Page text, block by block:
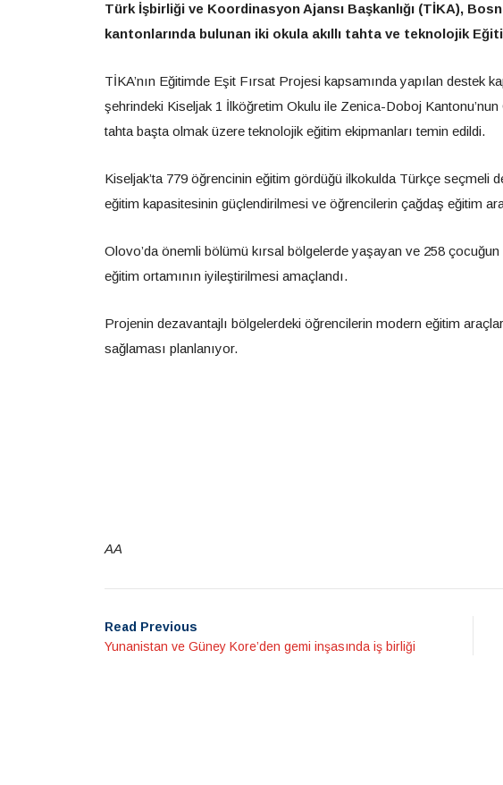
Türk İşbirliği ve Koordinasyon Ajansı Başkanlığı (TİKA),
kantonlarında bulunan iki okula akıllı tahta ve teknolojik
TİKA’nın Eğitimde Eşit Fırsat Projesi kapsamında yapılan destek
şehrindeki Kiseljak 1 İlköğretim Okulu ile Zenica-Doboj
tahta başta olmak üzere teknolojik eğitim ekipmanları temin edildi.
Kiseljak’ta 779 öğrencinin eğitim gördüğü ilkokulda Türkçe seçmeli
eğitim kapasitesinin güçlendirilmesi ve öğrencilerin çağdaş eğitim
Olovo’da önemli bölümü kırsal bölgelerde yaşayan ve 258
eğitim ortamının iyileştirilmesi amaçlandı.
Projenin dezavantajlı bölgelerdeki öğrencilerin modern eğitim
sağlaması planlanıyor.
AA
Read Previous
Yunanistan ve Güney Kore’den gemi inşasında iş birliği